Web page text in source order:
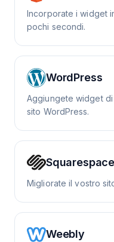
Incorporate i widget
pochi secondi.
WordPress
Aggiungete widget
sito WordPress.
Squarespace
Migliorate il vostro
Weebly